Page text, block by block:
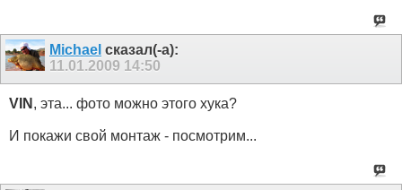
Michael сказал(-а):
11.01.2009 14:50
VIN , эта... фото можно этого хука?
И покажи свой монтаж - посмотрим...